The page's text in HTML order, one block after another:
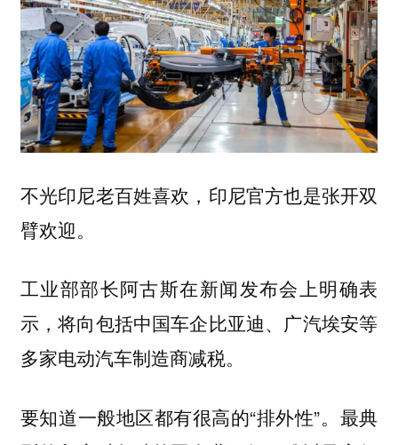
不光印尼老百姓喜欢，印尼官方也是张开双
臂欢迎。
工业部部长阿古斯在新闻发布会上明确表
示，将向包括中国车企比亚迪、广汽埃安等
多家电动汽车制造商减税。
要知道一般地区都有很高的“排外性”。最典